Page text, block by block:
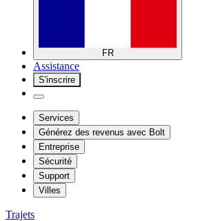
FR
Assistance
S'inscrire
Services
Générez des revenus avec Bolt
Entreprise
Sécurité
Support
Villes
Trajets